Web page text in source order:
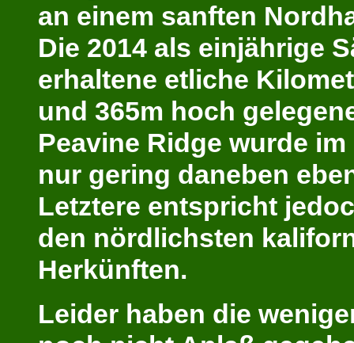
an einem sanften
Die 2014 als einjährige
erhaltene etliche
und 365m hoch
Peavine Ridge wurde
nur gering daneben
Letztere entspricht
den nördlichsten
Herkünften.
Leider haben die